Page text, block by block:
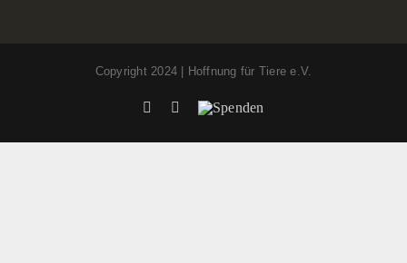
Copyright 2024 | Hoffnung für Tiere e.V.
FacebookInstagram
Spenden